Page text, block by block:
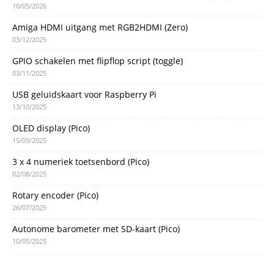
10/05/2026
Amiga HDMI uitgang met RGB2HDMI (Zero)
03/12/2025
GPIO schakelen met flipflop script (toggle)
03/11/2025
USB geluidskaart voor Raspberry Pi
13/10/2025
OLED display (Pico)
15/09/2025
3 x 4 numeriek toetsenbord (Pico)
02/08/2025
Rotary encoder (Pico)
26/07/2025
Autonome barometer met SD-kaart (Pico)
10/05/2025